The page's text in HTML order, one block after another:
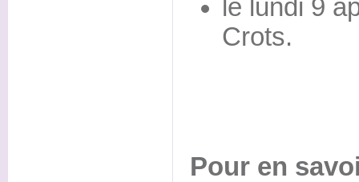
le lundi 9
Crots.
Pour en